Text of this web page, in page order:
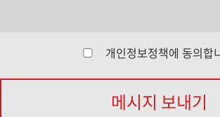
개인정보정책에 동의합
메시지 보내기